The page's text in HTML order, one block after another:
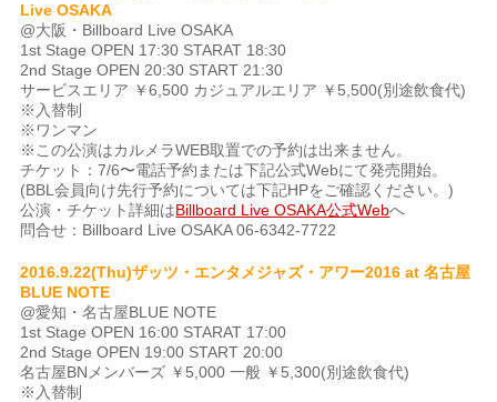
Live OSAKA
@大阪・Billboard Live OSAKA
1st Stage OPEN 17:30 STARAT 18:30
2nd Stage OPEN 20:30 START 21:30
サービスエリア ￥6,500 カジュアルエリア ￥5,500(別途飲食代)
※入替制
※ワンマン
※この公演はカルメラWEB取置での予約は出来ません。
チケット：7/6〜電話予約または下記公式Webにて発売開始。
(BBL会員向け先行予約については下記HPをご確認ください。)
公演・チケット詳細はBillboard Live OSAKA公式Webへ
問合せ：Billboard Live OSAKA 06-6342-7722
2016.9.22(Thu)ザッツ・エンタメジャズ・アワー2016 at 名古屋
BLUE NOTE
@愛知・名古屋BLUE NOTE
1st Stage OPEN 16:00 STARAT 17:00
2nd Stage OPEN 19:00 START 20:00
名古屋BNメンバーズ ￥5,000 一般 ￥5,300(別途飲食代)
※入替制